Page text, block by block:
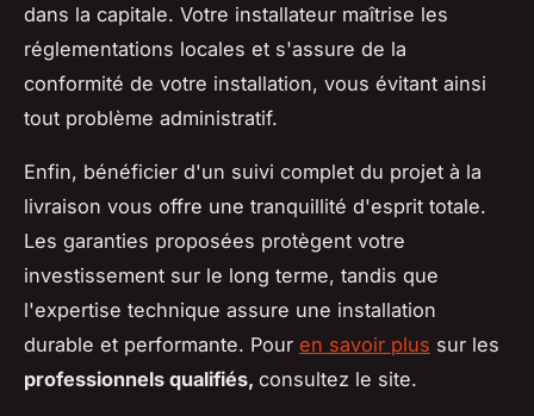
dans la capitale. Votre installateur maîtrise les
réglementations locales et s'assure de la
conformité de votre installation, vous évitant ainsi
tout problème administratif.
Enfin, bénéficier d'un suivi complet du projet à la
livraison vous offre une tranquillité d'esprit totale.
Les garanties proposées protègent votre
investissement sur le long terme, tandis que
l'expertise technique assure une installation
durable et performante. Pour en savoir plus sur les
professionnels qualifiés, consultez le site.